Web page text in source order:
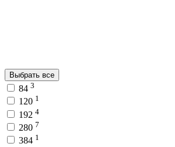
Выбрать все
84 3
120 1
192 4
280 7
384 1